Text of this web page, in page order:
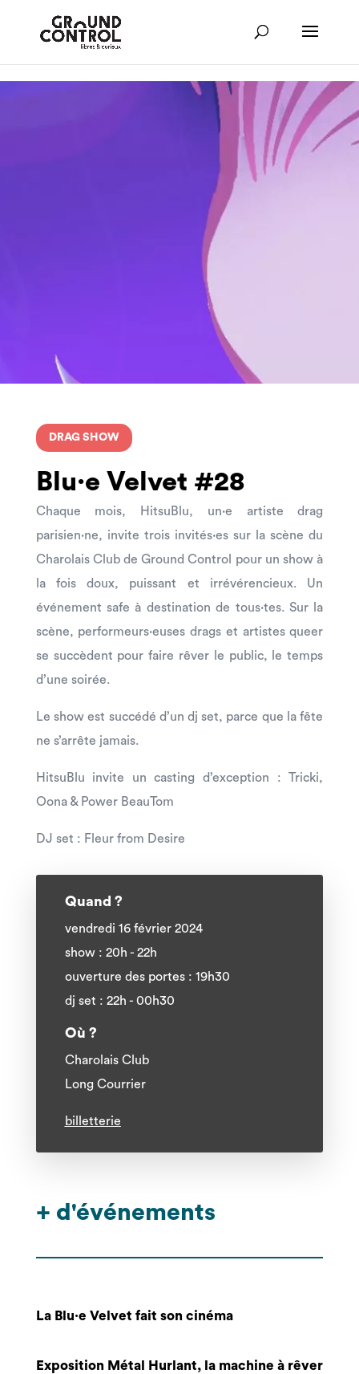
DRAG SHOW
Blu·e Velvet #28
Chaque mois, HitsuBlu, un·e artiste drag
parisien·ne, invite trois invités·es sur la scène du
Charolais Club de Ground Control pour un show à
la fois doux, puissant et irrévérencieux. Un
événement safe à destination de tous·tes. Sur la
scène, performeurs·euses drags et artistes queer
se succèdent pour faire rêver le public, le temps
d’une soirée.
Le show est succédé d’un dj set, parce que la fête
ne s’arrête jamais.
HitsuBlu invite un casting d’exception : Tricki,
Oona & Power BeauTom
DJ set : Fleur from Desire
Quand ?
vendredi 16 février 2024
show : 20h - 22h
ouverture des portes : 19h30
dj set : 22h - 00h30
Où ?
Charolais Club
Long Courrier
billetterie
+ d'événements
La Blu·e Velvet fait son cinéma
Exposition Métal Hurlant, la machine à rêver